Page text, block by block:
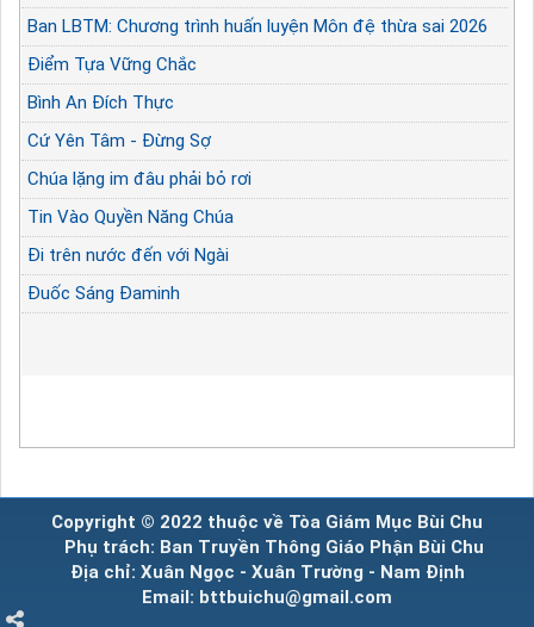
Ban LBTM: Chương trình huấn luyện Môn đệ thừa sai 2026
Điểm Tựa Vững Chắc
Bình An Đích Thực
Cứ Yên Tâm - Đừng Sợ
Chúa lặng im đâu phải bỏ rơi
Tin Vào Quyền Năng Chúa
Đi trên nước đến với Ngài
Đuốc Sáng Đaminh
Copyright © 2022 thuộc về Tòa Giám Mục Bùi Chu
Phụ trách: Ban Truyền Thông Giáo Phận Bùi Chu
Địa chỉ: Xuân Ngọc - Xuân Trường - Nam Định
Email: bttbuichu@gmail.com